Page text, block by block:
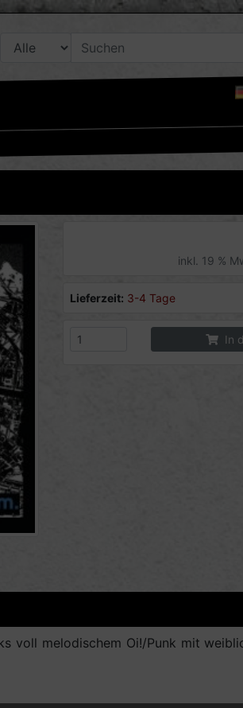
inkl. 19 %
Lieferzeit: 3-4 Tage
In
voll melodischem Oi!/Punk mit